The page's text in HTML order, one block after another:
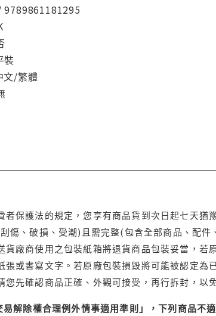
9789861181295
裝
文/繁體
者保護法的規定，您享有商品貨到次日起七天
傷、破損、受潮)且需完整(包含全部商品、配
貨廠商使用之包裝紙箱將退貨商品包裝妥當，
張或書寫文字。若原廠包裝損毀將可能被認定
您先確認商品正確、外觀可接受，再行拆封，以
易解除權合理例外情事適用準則」，下列商品不